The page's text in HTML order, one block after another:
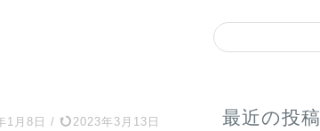
1月8日 / 2023年3月13日 最近の投稿